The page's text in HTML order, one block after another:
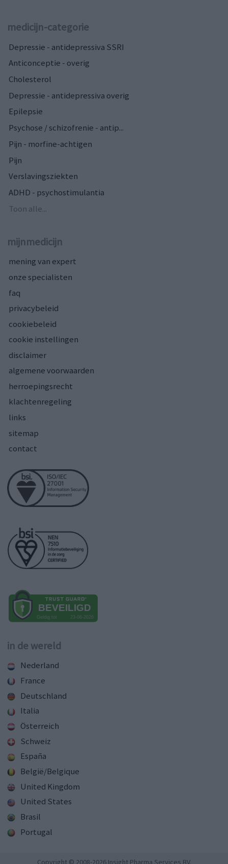
medicijn-categorie
Depressie - antidepressiva SSRI
Anticonceptie - overig
Cholesterol
Depressie - antidepressiva overig
Epilepsie
Psychose / schizofrenie - antip...
Pijn - morfine-achtigen
Pijn
Verslavingsziekten
ADHD - psychostimulantia
Toon alle...
mijnmedicijn
mening van expert
onze specialisten
faq
privacybeleid
cookiebeleid
cookie instellingen
disclaimer
algemene voorwaarden
herroepingsrecht
klachtenregeling
links
sitemap
contact
in de wereld
Nederland
France
Deutschland
Italia
Österreich
Schweiz
España
België/Belgique
United Kingdom
United States
Brasil
Portugal
Copyright © 2008-2026 Insight Pharma Services BV.